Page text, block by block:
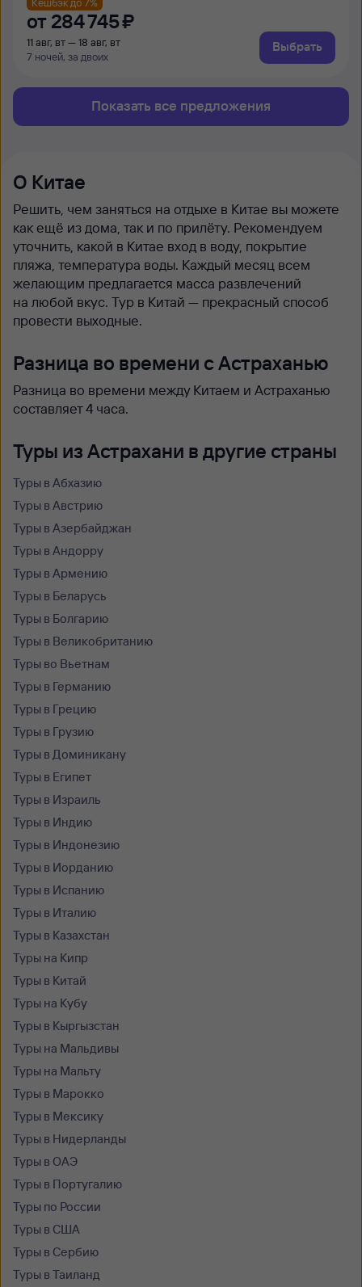
от 284 ⁠745 ⁠₽
11 авг, вт — 18 авг, вт
7 ночей, за двоих
Выбрать
Показать все предложения
О Китае
Решить, чем заняться на отдыхе в Китае вы можете
как ещё из дома, так и по прилёту. Рекомендуем
уточнить, какой в Китае вход в воду, покрытие
пляжа, температура воды. Каждый месяц всем
желающим предлагается масса развлечений
на любой вкус. Тур в Китай — прекрасный способ
провести выходные.
Разница во времени с Астраханью
Разница во времени между Китаем и Астраханью
составляет 4 часа.
Туры из Астрахани в другие страны
Туры в Абхазию
Туры в Австрию
Туры в Азербайджан
Туры в Андорру
Туры в Армению
Туры в Беларусь
Туры в Болгарию
Туры в Великобританию
Туры во Вьетнам
Туры в Германию
Туры в Грецию
Туры в Грузию
Туры в Доминикану
Туры в Египет
Туры в Израиль
Туры в Индию
Туры в Индонезию
Туры в Иорданию
Туры в Испанию
Туры в Италию
Туры в Казахстан
Туры на Кипр
Туры в Китай
Туры на Кубу
Туры в Кыргызстан
Туры на Мальдивы
Туры на Мальту
Туры в Марокко
Туры в Мексику
Туры в Нидерланды
Туры в ОАЭ
Туры в Португалию
Туры по России
Туры в США
Туры в Сербию
Туры в Таиланд